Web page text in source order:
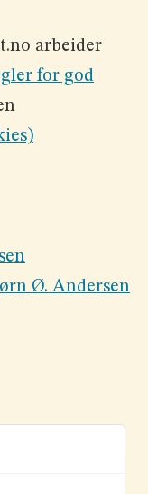
arbeider
for god
Ø. Andersen